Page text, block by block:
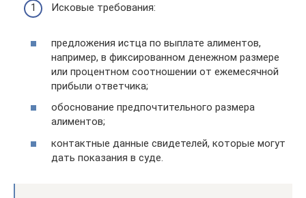
Исковые требования:
предложения истца по выплате алиментов,
например, в фиксированном денежном размере
или процентном соотношении от ежемесячной
прибыли ответчика;
обоснование предпочтительного размера
алиментов;
контактные данные свидетелей, которые могут
дать показания в суде.